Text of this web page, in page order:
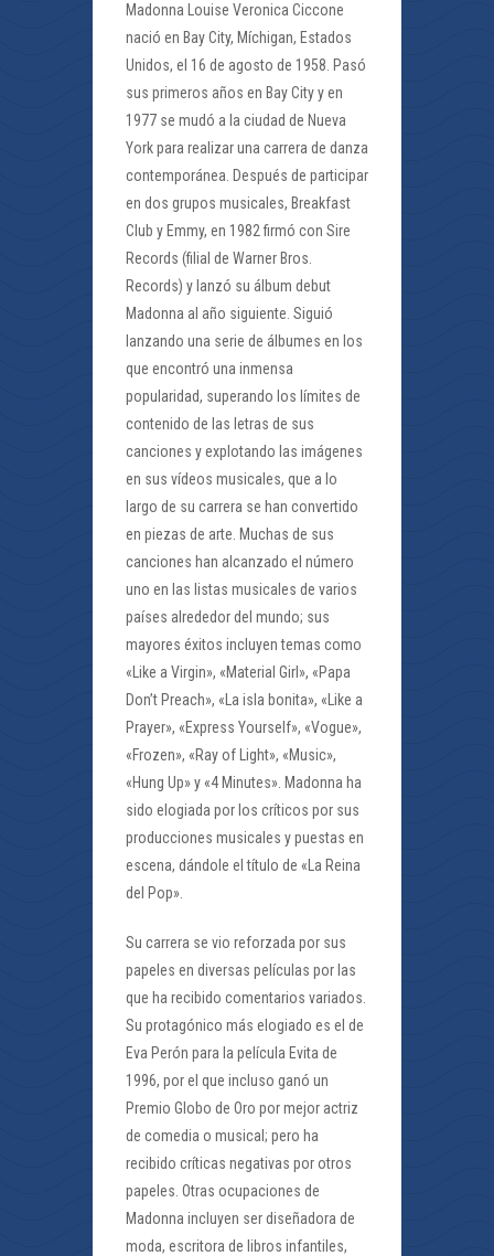
Madonna Louise Veronica Ciccone
nació en Bay City, Míchigan, Estados
Unidos, el 16 de agosto de 1958. Pasó
sus primeros años en Bay City y en
1977 se mudó a la ciudad de Nueva
York para realizar una carrera de danza
contemporánea. Después de participar
en dos grupos musicales, Breakfast
Club y Emmy, en 1982 firmó con Sire
Records (filial de Warner Bros.
Records) y lanzó su álbum debut
Madonna al año siguiente. Siguió
lanzando una serie de álbumes en los
que encontró una inmensa
popularidad, superando los límites de
contenido de las letras de sus
canciones y explotando las imágenes
en sus vídeos musicales, que a lo
largo de su carrera se han convertido
en piezas de arte. Muchas de sus
canciones han alcanzado el número
uno en las listas musicales de varios
países alrededor del mundo; sus
mayores éxitos incluyen temas como
«Like a Virgin», «Material Girl», «Papa
Don’t Preach», «La isla bonita», «Like a
Prayer», «Express Yourself», «Vogue»,
«Frozen», «Ray of Light», «Music»,
«Hung Up» y «4 Minutes». Madonna ha
sido elogiada por los críticos por sus
producciones musicales y puestas en
escena, dándole el título de «La Reina
del Pop».
Su carrera se vio reforzada por sus
papeles en diversas películas por las
que ha recibido comentarios variados.
Su protagónico más elogiado es el de
Eva Perón para la película Evita de
1996, por el que incluso ganó un
Premio Globo de Oro por mejor actriz
de comedia o musical; pero ha
recibido críticas negativas por otros
papeles. Otras ocupaciones de
Madonna incluyen ser diseñadora de
moda, escritora de libros infantiles,